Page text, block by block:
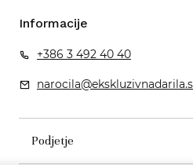
Informacije
+386 3 492 40 40
Podjetje